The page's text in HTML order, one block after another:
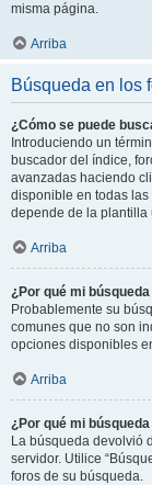
misma página.
Arriba
Búsqueda en los
¿Cómo se puede
Introduciendo un
buscador del índice,
avanzadas haciendo
disponible en todas
depende de la plantilla
Arriba
¿Por qué mi
Probablemente su
comunes que no son
opciones disponibles
Arriba
¿Por qué mi
La búsqueda devolvió
servidor. Utilice
foros de su búsqueda.